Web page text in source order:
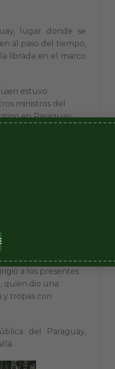
lugar donde se
al paso del tiempo,
librada en el marco
estuvo
ministros del
en Paraguay,
agregados de
intendente de
Paraguaya, el
de guerra y
banderas
a las tropas del
a los presentes
quien dio una
y tropas con
del Paraguay,